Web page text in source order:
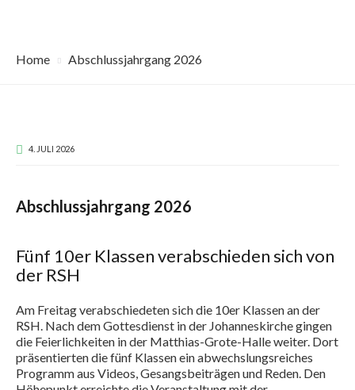
Home Abschlussjahrgang 2026
4. JULI 2026
Abschlussjahrgang 2026
Fünf 10er Klassen verabschieden sich von
der RSH
Am Freitag verabschiedeten sich die 10er Klassen an der
RSH. Nach dem Gottesdienst in der Johanneskirche gingen
die Feierlichkeiten in der Matthias-Grote-Halle weiter. Dort
präsentierten die fünf Klassen ein abwechslungsreiches
Programm aus Videos, Gesangsbeiträgen und Reden. Den